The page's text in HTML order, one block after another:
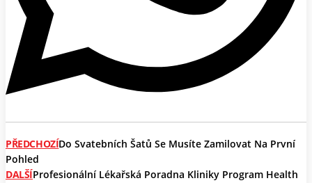
PŘEDCHOZÍDo Svatebních Šatů Se Musíte Zamilovat Na První
Pohled
DALŠÍProfesionální Lékařská Poradna Kliniky Program Health